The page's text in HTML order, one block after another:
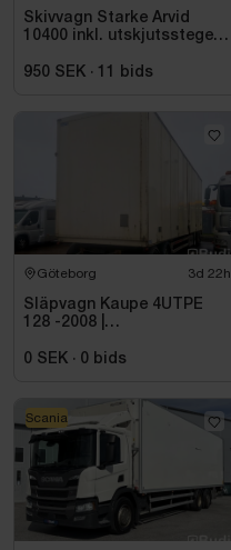
Skivvagn Starke Arvid
10400 inkl. utskjutsstege
950 SEK · 11 bids
Göteborg 3d 22h
Släpvagn Kaupe 4UTPE
128 -2008 |
0 SEK · 0 bids
Scania